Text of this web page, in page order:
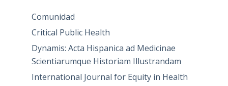
Comunidad
Critical Public Health
Dynamis: Acta Hispanica ad Medicinae
Scientiarumque Historiam Illustrandam
International Journal for Equity in Health